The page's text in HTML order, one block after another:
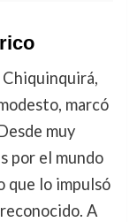
marcó
muy
por el mundo
que lo impulsó
A